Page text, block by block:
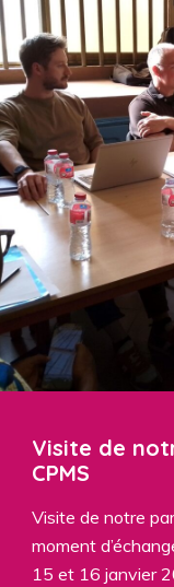
Visite de
CPMS
Visite de notre
moment
15 et 16 janvier